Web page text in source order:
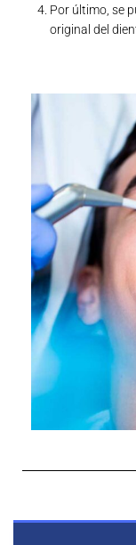
Por último, se
original del